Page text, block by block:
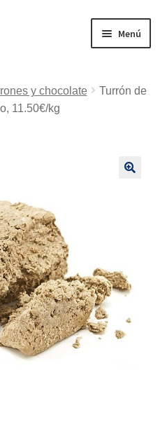
Menú
y chocolate
Turrón de
11.50€/kg